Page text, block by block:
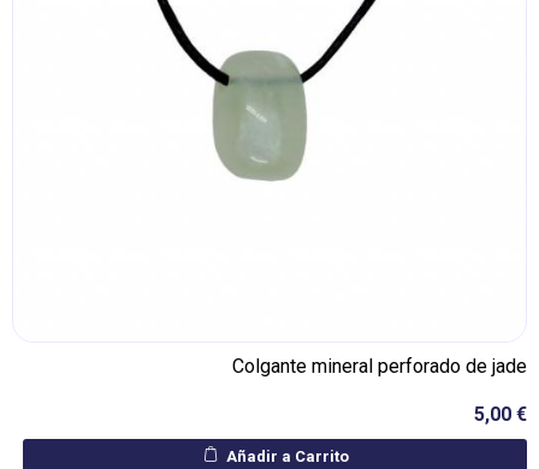
Colgante mineral perforado de jade
5,00 €
Añadir a Carrito